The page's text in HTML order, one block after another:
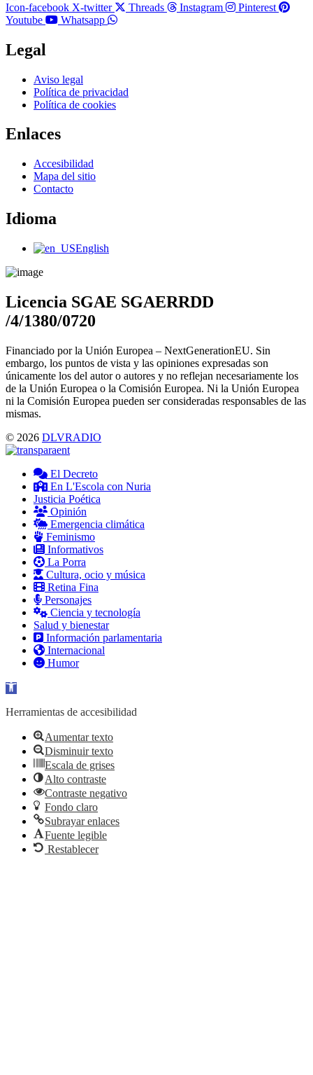
Icon-facebook X-twitter Threads Instagram
Pinterest
Youtube
Whatsapp
Legal
Main
Menu
Aviso legal
Política de privacidad
Política de cookies
Enlaces
Main
Menu
Accesibilidad
Mapa del sitio
Contacto
Idioma
Main
English
Licencia SGAE SGAERRDD
/4/1380/0720
Financiado por la Unión Europea – NextGenerationEU. Sin
embargo, los puntos de vista y las opiniones expresadas son
únicamente los del autor o autores y no reflejan necesariamente los
de la Unión Europea o la Comisión Europea. Ni la Unión Europea
ni la Comisión Europea pueden ser consideradas responsables de las
mismas.
© 2026 DLVRADIO
El Decreto
En L'Escola con Nuria
Justicia Poética
Opinión
Emergencia climática
Feminismo
Informativos
La Porra
Cultura, ocio y música
Retina Fina
Personajes
Ciencia y tecnología
Salud y bienestar
Información parlamentaria
Internacional
Humor
Abrir barra de herramientas
Herramientas de accesibilidad
Aumentar texto
Disminuir texto
Escala de grises
Alto contraste
Contraste negativo
Fondo claro
Subrayar enlaces
Fuente legible
Restablecer